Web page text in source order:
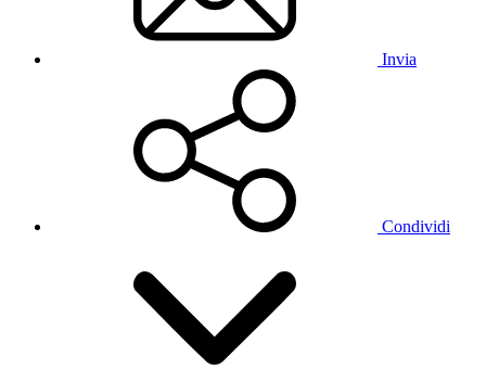
Invia
Condividi